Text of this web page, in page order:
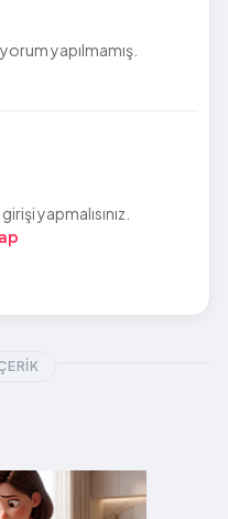
yapılmamış.
yapmalısınız.